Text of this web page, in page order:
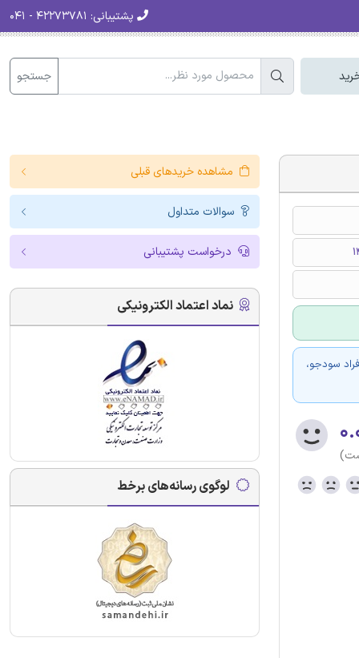
پشتیبانی:
جستجو
سودجو،
مشاهده خریدهای قبلی
سوالات متداول
درخواست پشتیبانی
نماد اعتماد الکترونیکی
لوگوی رسانه‌های برخط